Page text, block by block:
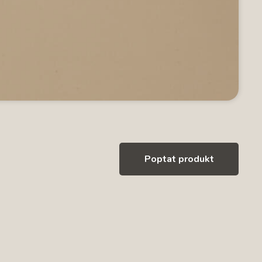
Poptat produkt